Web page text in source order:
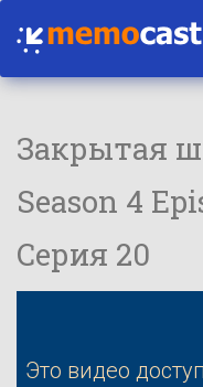
Закрытая
Season 4
Серия 20
Это видео